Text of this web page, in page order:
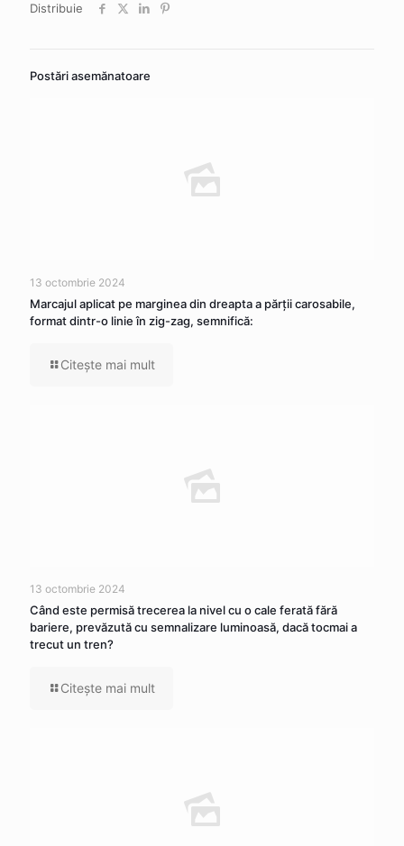
Distribuie
Postări asemănatoare
13 octombrie 2024
Marcajul aplicat pe marginea din dreapta a părţii carosabile,
format dintr-o linie în zig-zag, semnifică:
Citeşte mai mult
13 octombrie 2024
Când este permisă trecerea la nivel cu o cale ferată fără
bariere, prevăzută cu semnalizare luminoasă, dacă tocmai a
trecut un tren?
Citeşte mai mult